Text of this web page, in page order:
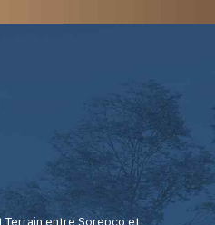
Terrain entre Sorepco et